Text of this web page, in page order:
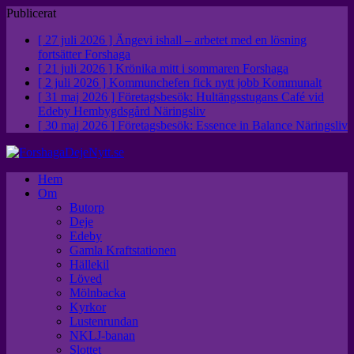
Publicerat
[ 27 juli 2026 ] Ängevi ishall – arbetet med en lösning
fortsätter Forshaga
[ 21 juli 2026 ] Krönika mitt i sommaren Forshaga
[ 2 juli 2026 ] Kommunchefen fick nytt jobb Kommunalt
[ 31 maj 2026 ] Företagsbesök: Hultängsstugans Café vid
Edeby Hembygdsgård Näringsliv
[ 30 maj 2026 ] Företagsbesök: Essence in Balance Näringsliv
Hem
Om
Butorp
Deje
Edeby
Gamla Kraftstationen
Hällekil
Löved
Mölnbacka
Kyrkor
Lustenrundan
NKLJ-banan
Slottet